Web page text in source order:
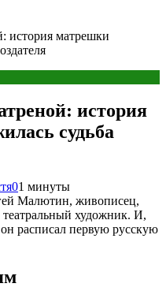
история матрешки
история
судьба
01 минуты
Малютин, живописец,
художник. И,
расписал первую русскую